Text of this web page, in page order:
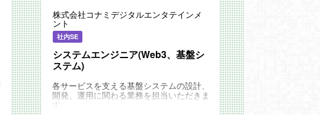
株式会社コナミデジタルエンタテインメ
ント
社内SE
システムエンジニア(Web3、基盤シ
ステム)
各サービスを支える基盤システムの設計、
開発、運用に関わる業務を担当いただきま
す。